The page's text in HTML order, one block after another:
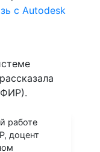
с Autodesk
работе
доцент